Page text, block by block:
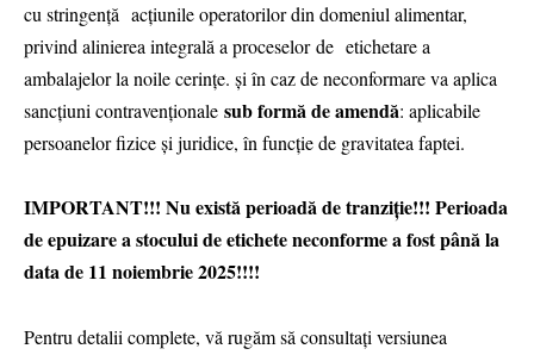
cu stringență acțiunile operatorilor din domeniul alimentar,
privind alinierea integrală a proceselor de etichetare a
ambalajelor la noile cerințe. și în caz de neconformare va aplica
sancțiuni contravenționale sub formă de amendă: aplicabile
persoanelor fizice și juridice, în funcție de gravitatea faptei.
IMPORTANT!!! Nu există perioadă de tranziție!!! Perioada
de epuizare a stocului de etichete neconforme a fost până la
data de 11 noiembrie 2025!!!!
Pentru detalii complete, vă rugăm să consultați versiunea